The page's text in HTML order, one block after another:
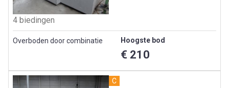
4 biedingen
Overboden door combinatie Hoogste bod
€ 210
C